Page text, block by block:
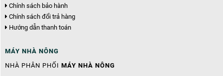
Chính sách bảo hành
Chính sách đổi trả hàng
Hướng dẫn thanh toán
MÁY NHÀ NÔNG
NHÀ PHÂN PHỐI MÁY NHÀ NÔNG